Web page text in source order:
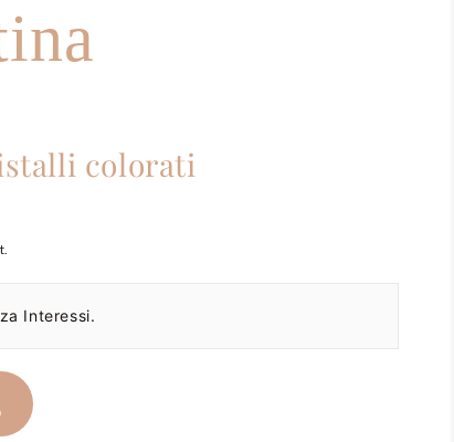
colorati
Interessi.